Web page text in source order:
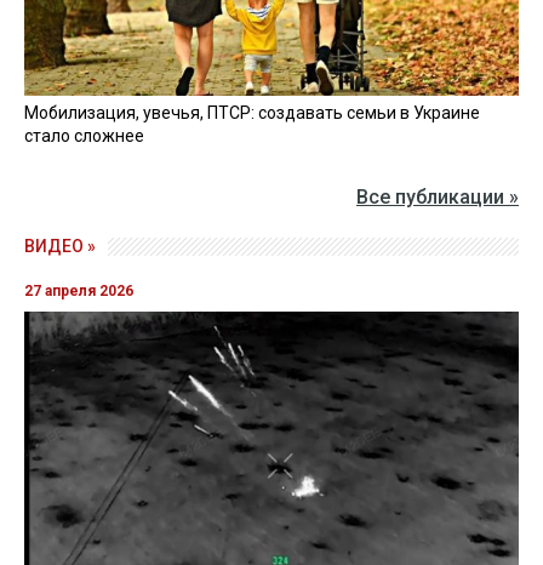
Мобилизация, увечья, ПТСР: создавать семьи в Украине
стало сложнее
Все публикации »
ВИДЕО »
27 апреля 2026